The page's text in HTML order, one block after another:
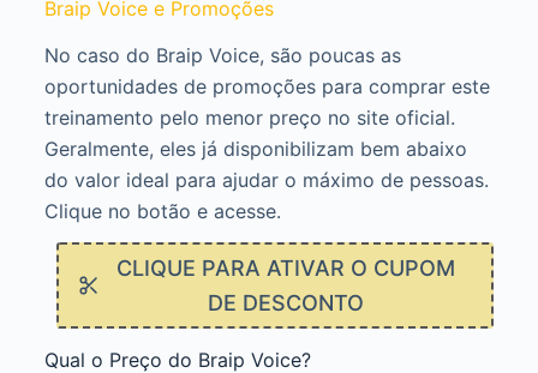
Braip Voice e Promoções
No caso do Braip Voice, são poucas as
oportunidades de promoções para comprar este
treinamento pelo menor preço no site oficial.
Geralmente, eles já disponibilizam bem abaixo
do valor ideal para ajudar o máximo de pessoas.
Clique no botão e acesse.
CLIQUE PARA ATIVAR O CUPOM
DE DESCONTO
Qual o Preço do Braip Voice?